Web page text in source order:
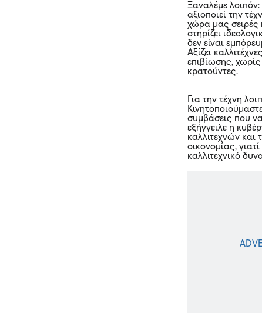
Ξαναλέμε
αξιοποιεί την
χώρα μας σειρές
στηρίζει
δεν είναι
Αξίζει
επιβίωσης,
κρατούντες.
Για την τέχνη
συμβάσεις που
εξήγγειλε η
καλλιτεχνών και
οικονομίας,
καλλιτεχνικό